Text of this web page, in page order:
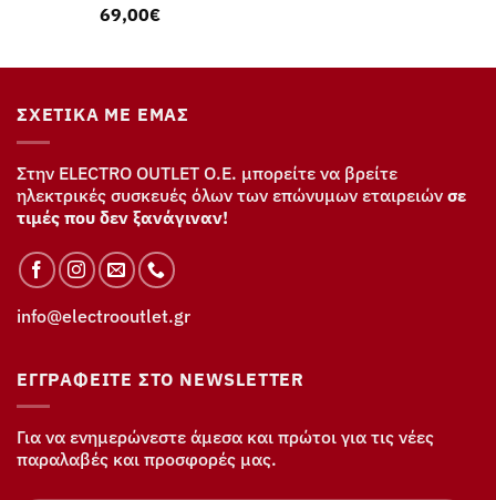
69,00€
ΣΧΕΤΙΚΆ ΜΕ ΕΜΆΣ
Στην ELECTRO OUTLET Ο.Ε. μπορείτε να βρείτε
ηλεκτρικές συσκευές όλων των επώνυμων εταιρειών σε
τιμές που δεν ξανάγιναν!
info@electrooutlet.gr
ΕΓΓΡΑΦΕΊΤΕ ΣΤΟ NEWSLETTER
Για να ενημερώνεστε άμεσα και πρώτοι για τις νέες
παραλαβές και προσφορές μας.